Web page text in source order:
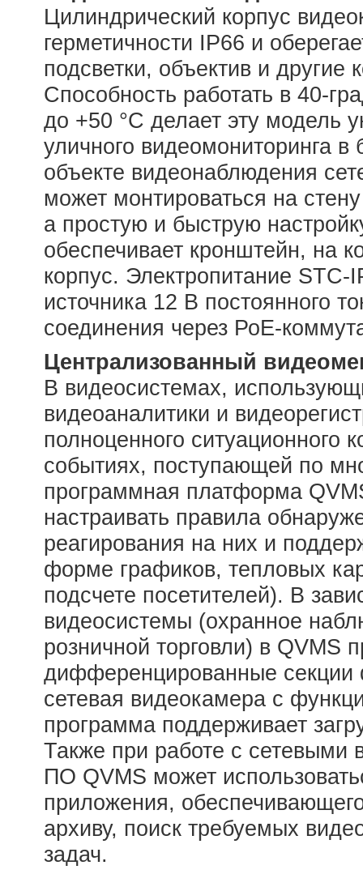
Цилиндрический корпус
герметичности IP66 и
подсветки, объектив и
Способность работать в 40-
до +50 °С делает эту модель
уличного видеомониторинга
объекте видеонаблюдения
может монтироваться на
а простую и быструю
обеспечивает кронштейн, на
корпус. Электропитание
источника 12 В постоянного
соединения через РоЕ-
Централизованный
В видеосистемах,
видеоаналитики и
полноценного ситуационного
событиях, поступающей по
программная платформа
настраивать правила
реагирования на них и
форме графиков, тепловых
подсчете посетителей). В
видеосистемы (охранное
розничной торговли) в QVMS
дифференцированные секции
сетевая видеокамера с
программа поддерживает
Также при работе с сетевыми
ПО QVMS может
приложения,
архиву, поиск требуемых
задач.